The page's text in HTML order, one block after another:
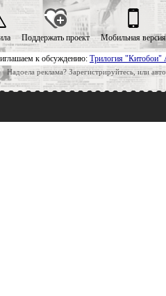
к обсуждению: Трилогия "Китобои"
Надоела реклама? Зарегистрируйтесь, или
Поддержать проект Мобильная версия